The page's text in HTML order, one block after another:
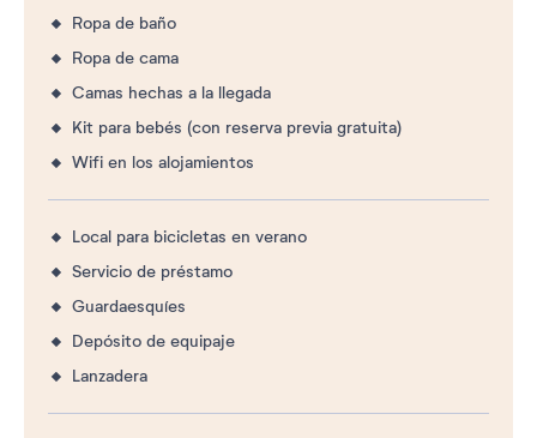
Ropa de baño
Ropa de cama
Camas hechas a la llegada
Kit para bebés (con reserva previa gratuita)
Wifi en los alojamientos
Local para bicicletas en verano
Servicio de préstamo
Guardaesquíes
Depósito de equipaje
Lanzadera